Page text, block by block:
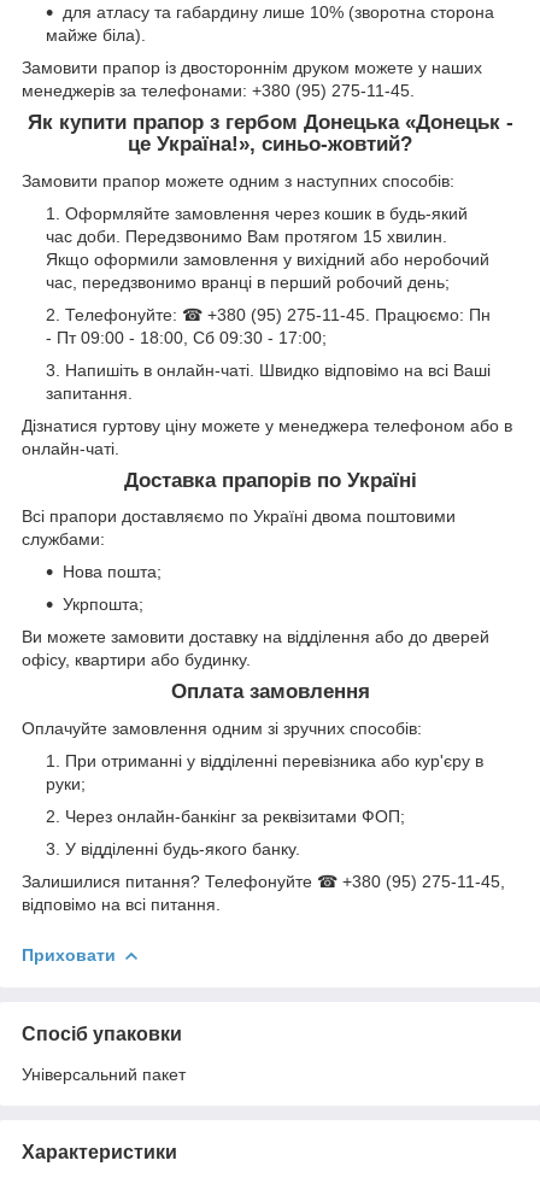
для атласу та габардину лише 10% (зворотна сторона
майже біла).
Замовити прапор із двостороннім друком можете у наших
менеджерів за телефонами: +380 (95) 275-11-45.
Як купити прапор з гербом Донецька «Донецьк -
це Україна!», синьо-жовтий?
Замовити прапор можете одним з наступних способів:
Оформляйте замовлення через кошик в будь-який
час доби. Передзвонимо Вам протягом 15 хвилин.
Якщо оформили замовлення у вихідний або неробочий
час, передзвонимо вранці в перший робочий день;
Телефонуйте: ☎ +380 (95) 275-11-45. Працюємо: Пн
- Пт 09:00 - 18:00, Сб 09:30 - 17:00;
Напишіть в онлайн-чаті. Швидко відповімо на всі Ваші
запитання.
Дізнатися гуртову ціну можете у менеджера телефоном або в
онлайн-чаті.
Доставка прапорів по Україні
Всі прапори доставляємо по Україні двома поштовими
службами:
Нова пошта;
Укрпошта;
Ви можете замовити доставку на відділення або до дверей
офісу, квартири або будинку.
Оплата замовлення
Оплачуйте замовлення одним зі зручних способів:
При отриманні у відділенні перевізника або кур'єру в
руки;
Через онлайн-банкінг за реквізитами ФОП;
У відділенні будь-якого банку.
Залишилися питання? Телефонуйте ☎ +380 (95) 275-11-45,
відповімо на всі питання.
Приховати
Спосіб упаковки
Універсальний пакет
Характеристики